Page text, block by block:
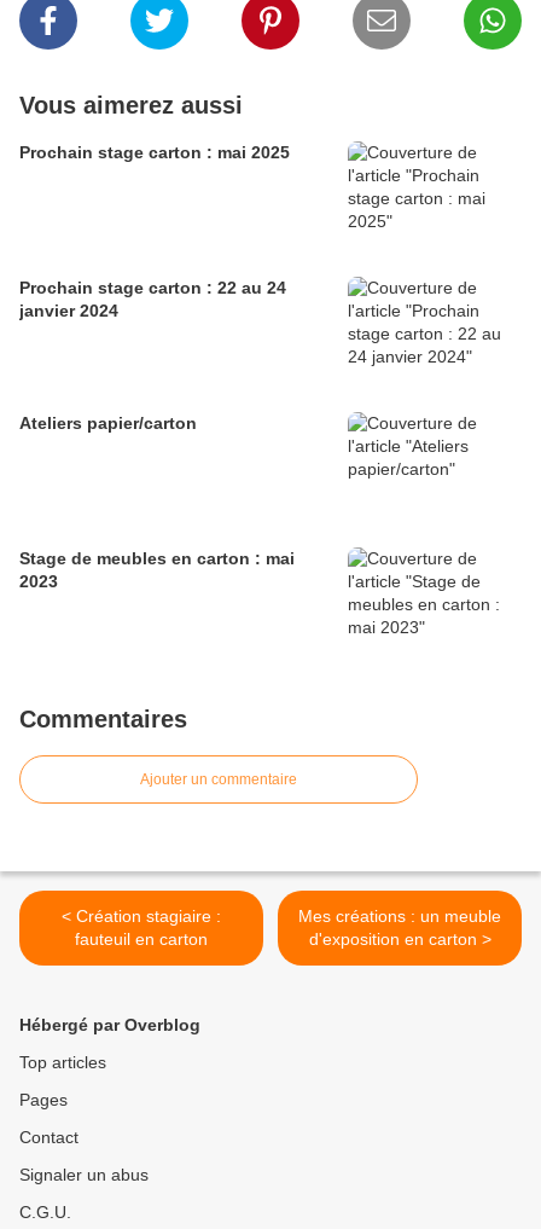
Vous aimerez aussi
Prochain stage carton : mai 2025
Prochain stage carton : 22 au 24
janvier 2024
Ateliers papier/carton
Stage de meubles en carton : mai
2023
Commentaires
Ajouter un commentaire
< Création stagiaire :
fauteuil en carton
Mes créations : un meuble
d'exposition en carton >
Hébergé par Overblog
Top articles
Pages
Contact
Signaler un abus
C.G.U.